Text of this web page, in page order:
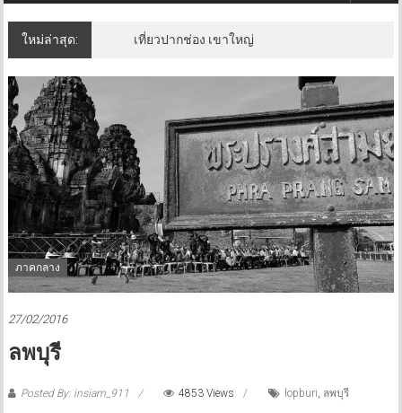
ใหม่ล่าสุด: เที่ยวปากช่อง เขาใหญ่
ภาคกลาง
27/02/2016
ลพบุรี
Posted By: insiam_911 4853 Views lopburi, ลพบุรี